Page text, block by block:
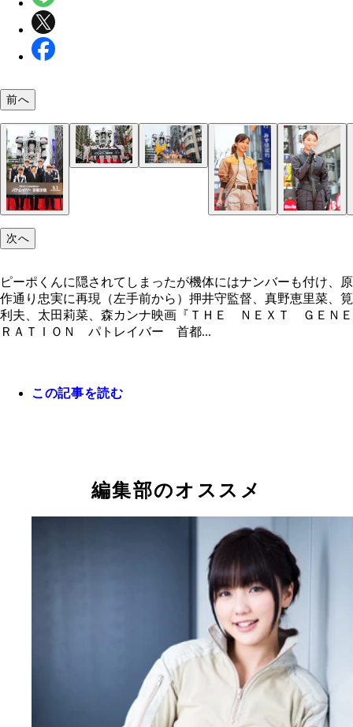
野恵里菜、筧利夫、太田莉菜、森カンナ
東北から九州まで運搬してきた整備班スタッフたち
前へ
次へ
ピーポくんに隠されてしまったが機体にはナンバーも付け、原
作通り忠実に再現（左手前から）押井守監督、真野恵里菜、筧
利夫、太田莉菜、森カンナ映画『ＴＨＥ ＮＥＸＴ ＧＥＮＥ
ＲＡＴＩＯＮ パトレイバー 首都...
この記事を読む
編集部のオススメ